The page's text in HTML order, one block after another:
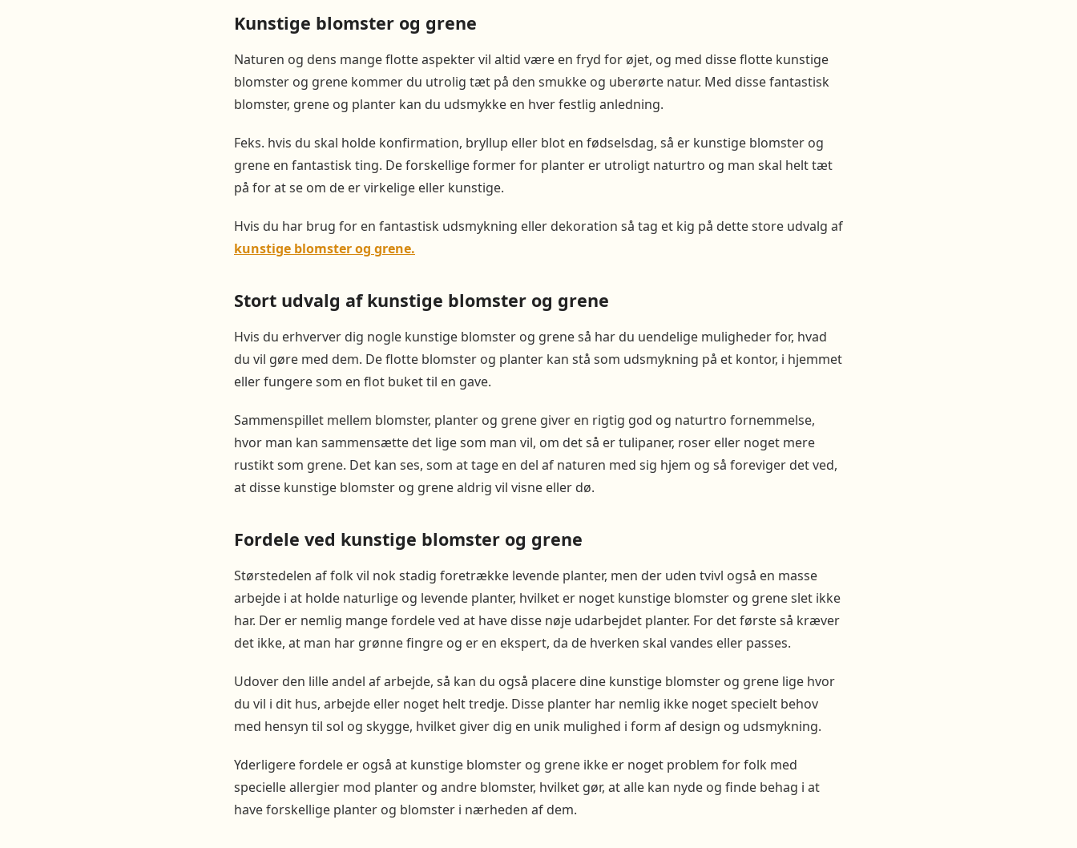
Kunstige blomster og grene
Naturen og dens mange flotte aspekter vil altid være en fryd for øjet, og med disse flotte kunstige
blomster og grene kommer du utrolig tæt på den smukke og uberørte natur. Med disse fantastisk
blomster, grene og planter kan du udsmykke en hver festlig anledning.
Feks. hvis du skal holde konfirmation, bryllup eller blot en fødselsdag, så er kunstige blomster og
grene en fantastisk ting. De forskellige former for planter er utroligt naturtro og man skal helt tæt
på for at se om de er virkelige eller kunstige.
Hvis du har brug for en fantastisk udsmykning eller dekoration så tag et kig på dette store udvalg af
kunstige blomster og grene.
Stort udvalg af kunstige blomster og grene
Hvis du erhverver dig nogle kunstige blomster og grene så har du uendelige muligheder for, hvad
du vil gøre med dem. De flotte blomster og planter kan stå som udsmykning på et kontor, i hjemmet
eller fungere som en flot buket til en gave.
Sammenspillet mellem blomster, planter og grene giver en rigtig god og naturtro fornemmelse,
hvor man kan sammensætte det lige som man vil, om det så er tulipaner, roser eller noget mere
rustikt som grene. Det kan ses, som at tage en del af naturen med sig hjem og så foreviger det ved,
at disse kunstige blomster og grene aldrig vil visne eller dø.
Fordele ved kunstige blomster og grene
Størstedelen af folk vil nok stadig foretrække levende planter, men der uden tvivl også en masse
arbejde i at holde naturlige og levende planter, hvilket er noget kunstige blomster og grene slet ikke
har. Der er nemlig mange fordele ved at have disse nøje udarbejdet planter. For det første så kræver
det ikke, at man har grønne fingre og er en ekspert, da de hverken skal vandes eller passes.
Udover den lille andel af arbejde, så kan du også placere dine kunstige blomster og grene lige hvor
du vil i dit hus, arbejde eller noget helt tredje. Disse planter har nemlig ikke noget specielt behov
med hensyn til sol og skygge, hvilket giver dig en unik mulighed i form af design og udsmykning.
Yderligere fordele er også at kunstige blomster og grene ikke er noget problem for folk med
specielle allergier mod planter og andre blomster, hvilket gør, at alle kan nyde og finde behag i at
have forskellige planter og blomster i nærheden af dem.